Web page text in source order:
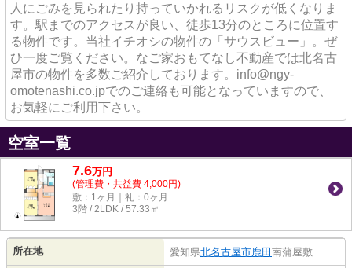
人にごみを見られたり持っていかれるリスクが低くなりま
す。駅までのアクセスが良い、徒歩13分のところに位置す
る物件です。当社イチオシの物件の「サウスビュー」。ぜ
ひ一度ご覧ください。なご家おもてなし不動産では北名古
屋市の物件を多数ご紹介しております。info@ngy-
omotenashi.co.jpでのご連絡も可能となっていますので、
お気軽にご利用下さい。
空室一覧
7.6万円
(管理費・共益費 4,000円)
敷：1ヶ月｜礼：0ヶ月
3階 / 2LDK / 57.33㎡
所在地 愛知県北名古屋市鹿田 南蒲屋敷